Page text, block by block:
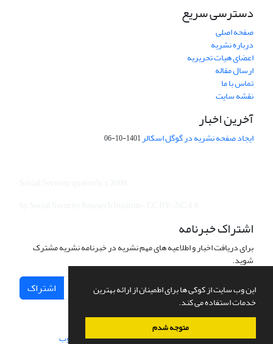
این وب سایت از کوکی ها برای اطمینان از ارائه بهترین
خدمات استفاده می کند.
متوجه شدم
دسترسی سریع
صفحه اصلی
درباره نشریه
اعضای هیات تحریریه
ارسال مقاله
تماس با ما
نقشه سایت
آخرین اخبار
ایجاد صفحه نشریه در گوگل اسکالر1401-10-06
اشتراک خبرنامه
برای دریافت اخبار و اطلاعیه های مهم نشریه در خبرنامه نشریه مشترک
شوید.
اشتراک
سامانه مدیریت نشریات علمی.طراحی و پیاده سازی از سیناوب